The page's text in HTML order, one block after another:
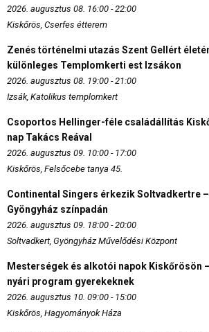
2026. augusztus 08. 16:00 - 22:00
Kiskőrös, Cserfes étterem
Zenés történelmi utazás Szent Gellért
különleges Templomkerti est Izsákon
2026. augusztus 08. 19:00 - 21:00
Izsák, Katolikus templomkert
Csoportos Hellinger-féle családállítás
nap Takács Reával
2026. augusztus 09. 10:00 - 17:00
Kiskőrös, Felsőcebe tanya 45.
Continental Singers érkezik Soltvadkertre
Gyöngyház színpadán
2026. augusztus 09. 18:00 - 20:00
Soltvadkert, Gyöngyház Művelődési Központ
Mesterségek és alkotói napok Kiskőrösön
nyári program gyerekeknek
2026. augusztus 10. 09:00 - 15:00
Kiskőrös, Hagyományok Háza